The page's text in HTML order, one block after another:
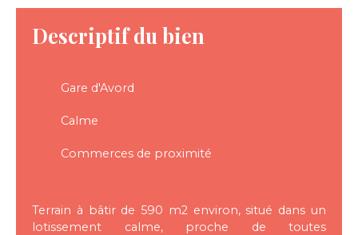
Descriptif du bien
Gare d'Avord
Calme
Commerces de proximité
Terrain à bâtir de 590 m2 environ, situé dans un
lotissement calme, proche de toutes